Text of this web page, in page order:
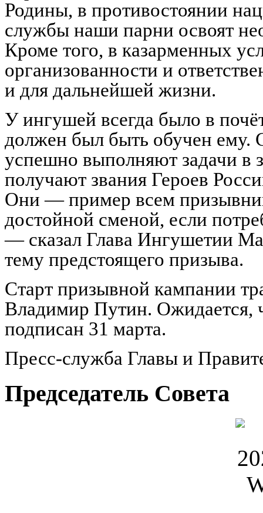
Родины, в противостоянии
службы наши парни освоят
Кроме того, в казарменных
организованности и
и для дальнейшей жизни.
У ингушей всегда было в
должен был быть обучен ему.
успешно выполняют задачи
получают звания Героев
Они — пример всем
достойной сменой, если
— сказал Глава Ингушетии
тему предстоящего призыва.
Старт призывной кампании
Владимир Путин. Ожидается,
подписан 31 марта.
Пресс-служба Главы и
Председатель Совета